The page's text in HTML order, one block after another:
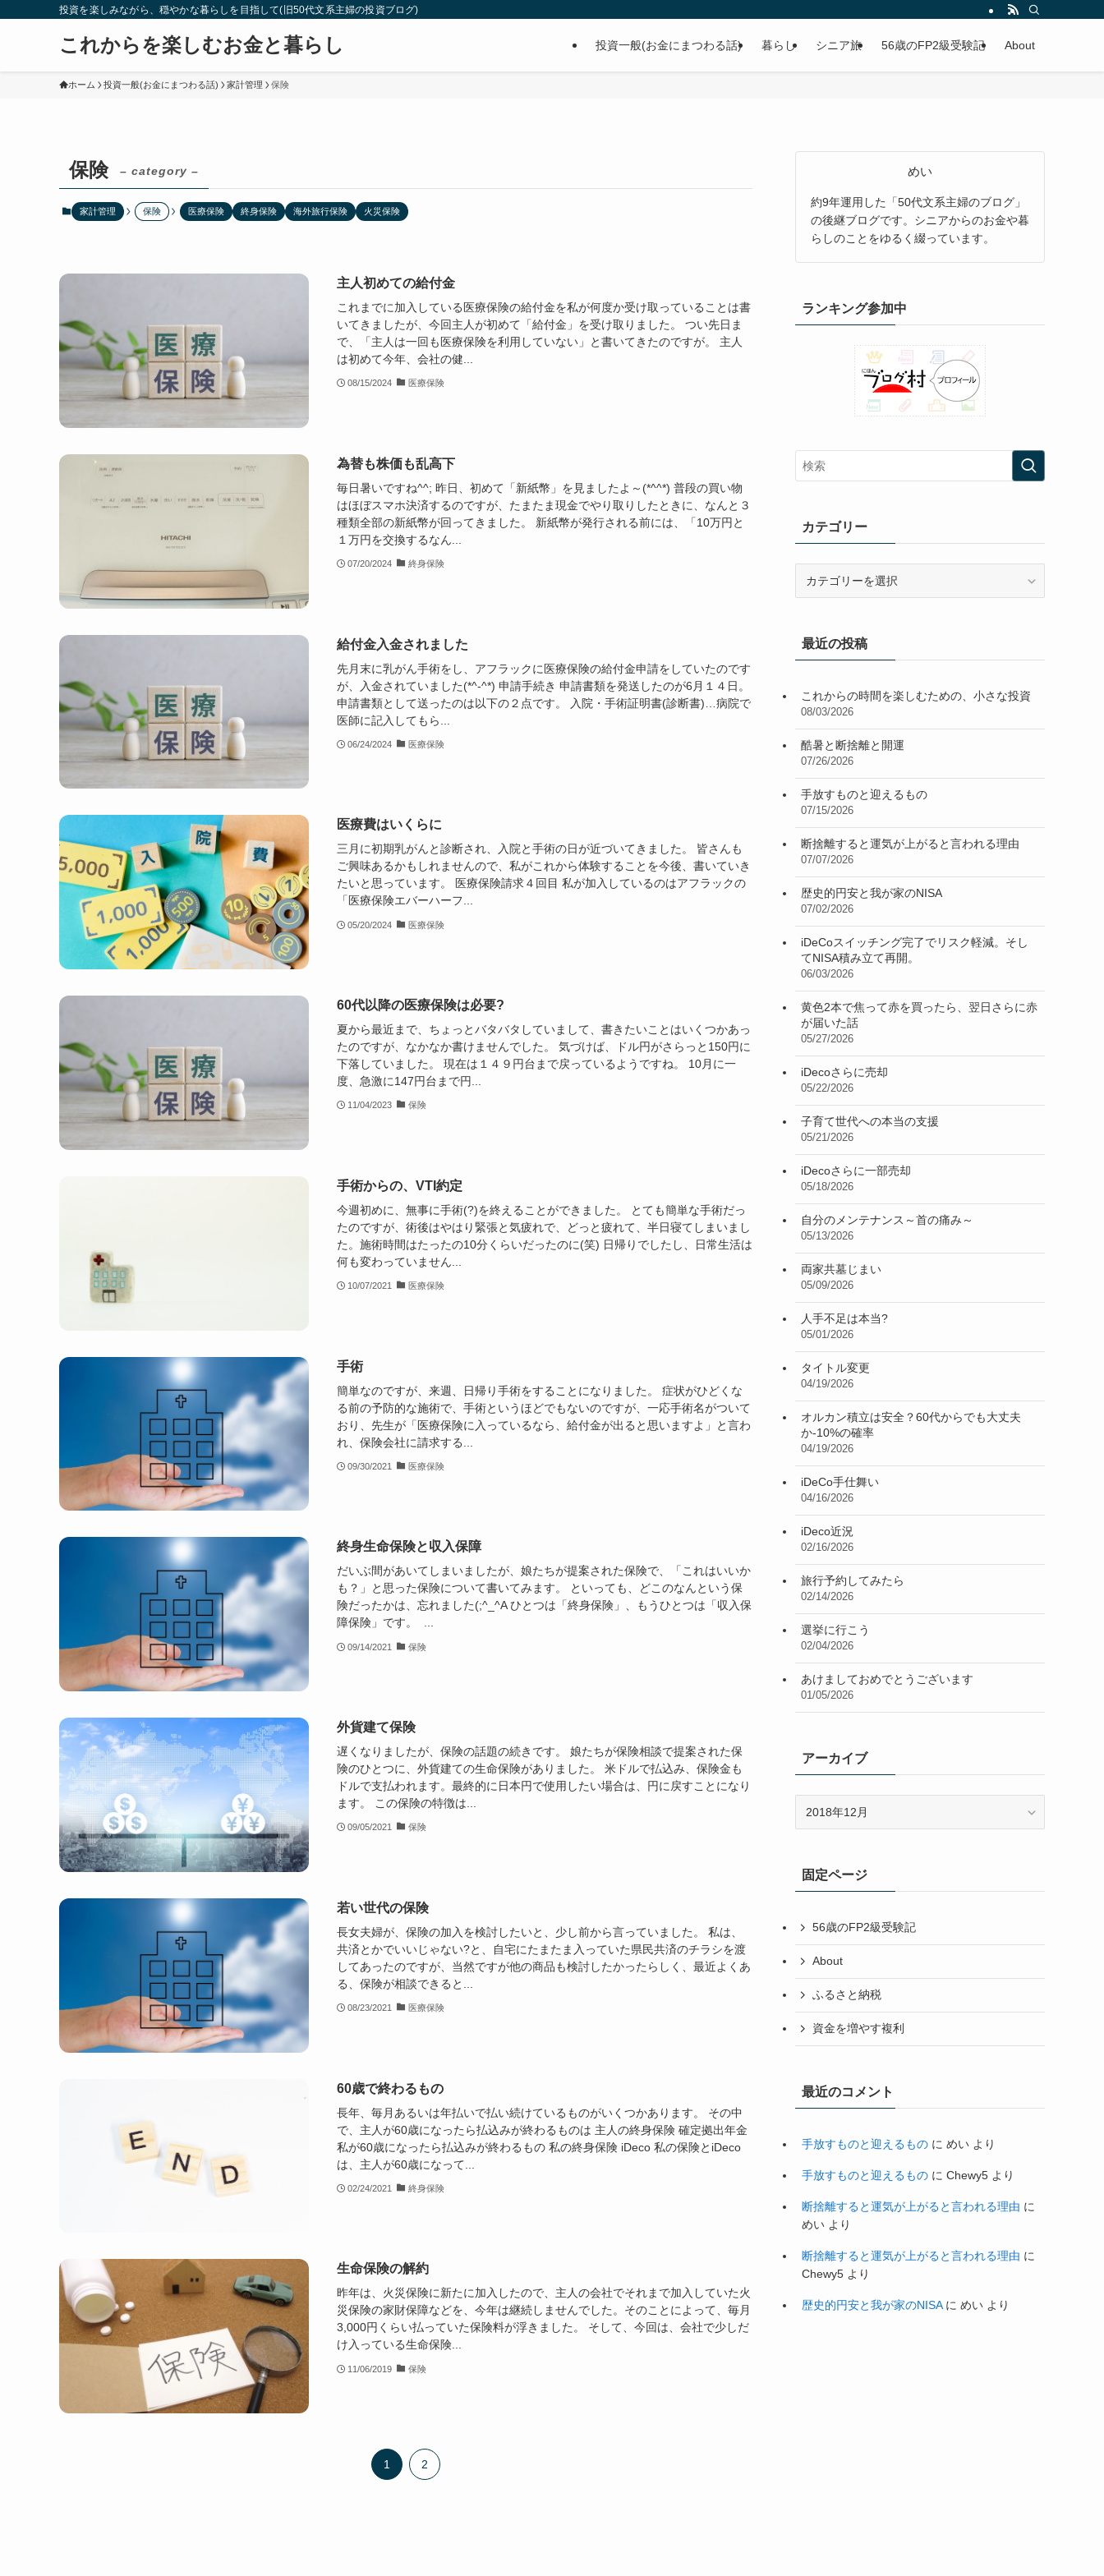
投資を楽しみながら、穏やかな暮らしを目指して(旧50代文系主婦の投資ブログ)
これからを楽しむお金と暮らし 投資一般(お金にまつわる話) 暮らし シニア旅 56歳のFP2級受験記 About
ホーム 投資一般(お金にまつわる話) 家計管理 保険
保険 – category –
家計管理 保険 医療保険 終身保険 海外旅行保険 火災保険
主人初めての給付金
これまでに加入している医療保険の給付金を私が何度か受け取っていることは書
いてきましたが、今回主人が初めて「給付金」を受け取りました。 つい先日ま
で、「主人は一回も医療保険を利用していない」と書いてきたのですが。 主人
は初めて今年、会社の健...
08/15/2024 医療保険
為替も株価も乱高下
毎日暑いですね^^; 昨日、初めて「新紙幣」を見ましたよ～(*^^*) 普段の買い物
はほぼスマホ決済するのですが、たまたま現金でやり取りしたときに、なんと３
種類全部の新紙幣が回ってきました。 新紙幣が発行される前には、「10万円と
１万円を交換するなん...
07/20/2024 終身保険
給付金入金されました
先月末に乳がん手術をし、アフラックに医療保険の給付金申請をしていたのです
が、入金されていました(*^-^*) 申請手続き 申請書類を発送したのが6月１４日。
申請書類として送ったのは以下の２点です。 入院・手術証明書(診断書)…病院で
医師に記入してもら...
06/24/2024 医療保険
医療費はいくらに
三月に初期乳がんと診断され、入院と手術の日が近づいてきました。 皆さんも
ご興味あるかもしれませんので、私がこれから体験することを今後、書いていき
たいと思っています。 医療保険請求４回目 私が加入しているのはアフラックの
「医療保険エバーハーフ...
05/20/2024 医療保険
60代以降の医療保険は必要?
夏から最近まで、ちょっとバタバタしていまして、書きたいことはいくつかあっ
たのですが、なかなか書けませんでした。 気づけば、ドル円がさらっと150円に
下落していました。 現在は１４９円台まで戻っているようですね。 10月に一
度、急激に147円台まで円...
11/04/2023 保険
手術からの、VTI約定
今週初めに、無事に手術(?)を終えることができました。 とても簡単な手術だっ
たのですが、術後はやはり緊張と気疲れで、どっと疲れて、半日寝てしまいまし
た。施術時間はたったの10分くらいだったのに(笑) 日帰りでしたし、日常生活は
何も変わっていません...
10/07/2021 医療保険
手術
簡単なのですが、来週、日帰り手術をすることになりました。 症状がひどくな
る前の予防的な施術で、手術というほどでもないのですが、一応手術名がついて
おり、先生が「医療保険に入っているなら、給付金が出ると思いますよ」と言わ
れ、保険会社に請求する...
09/30/2021 医療保険
終身生命保険と収入保障
だいぶ間があいてしまいましたが、娘たちが提案された保険で、「これはいいか
も？」と思った保険について書いてみます。 といっても、どこのなんという保
険だったかは、忘れました(;^_^A ひとつは「終身保険」、もうひとつは「収入保
障保険」です。 ...
09/14/2021 保険
外貨建て保険
遅くなりましたが、保険の話題の続きです。 娘たちが保険相談で提案された保
険のひとつに、外貨建ての生命保険がありました。 米ドルで払込み、保険金も
ドルで支払われます。最終的に日本円で使用したい場合は、円に戻すことになり
ます。 この保険の特徴は...
09/05/2021 保険
若い世代の保険
長女夫婦が、保険の加入を検討したいと、少し前から言っていました。 私は、
共済とかでいいじゃない?と、自宅にたまたま入っていた県民共済のチラシを渡
してあったのですが、当然ですが他の商品も検討したかったらしく、最近よくあ
る、保険が相談できると...
08/23/2021 医療保険
60歳で終わるもの
長年、毎月あるいは年払いで払い続けているものがいくつかあります。 その中
で、主人が60歳になったら払込みが終わるものは 主人の終身保険 確定拠出年金
私が60歳になったら払込みが終わるもの 私の終身保険 iDeco 私の保険とiDeco
は、主人が60歳になって...
02/24/2021 終身保険
生命保険の解約
昨年は、火災保険に新たに加入したので、主人の会社でそれまで加入していた火
災保険の家財保障などを、今年は継続しませんでした。そのことによって、毎月
3,000円くらい払っていた保険料が浮きました。 そして、今回は、会社で少しだ
け入っている生命保険...
11/06/2019 保険
1 2
めい
約9年運用した「50代文系主婦のブログ」
の後継ブログです。シニアからのお金や暮
らしのことをゆるく綴っています。
ランキング参加中
カテゴリー
ー最近の投稿
これからの時間を楽しむための、小さな投資
08/03/2026
酷暑と断捨離と開運
07/26/2026
手放すものと迎えるもの
07/15/2026
断捨離すると運気が上がると言われる理由
07/07/2026
歴史的円安と我が家のNISA
07/02/2026
iDeCoスイッチング完了でリスク軽減。そし
てNISA積み立て再開。
06/03/2026
黄色2本で焦って赤を買ったら、翌日さらに赤
が届いた話
05/27/2026
iDecoさらに売却
05/22/2026
子育て世代への本当の支援
05/21/2026
iDecoさらに一部売却
05/18/2026
自分のメンテナンス～首の痛み～
05/13/2026
両家共墓じまい
05/09/2026
人手不足は本当?
05/01/2026
タイトル変更
04/19/2026
オルカン積立は安全？60代からでも大丈夫
か-10%の確率
04/19/2026
iDeCo手仕舞い
04/16/2026
iDeco近況
02/16/2026
旅行予約してみたら
02/14/2026
選挙に行こう
02/04/2026
あけましておめでとうございます
01/05/2026
アーカイブ
ブ固定ページ
56歳のFP2級受験記
About
ふるさと納税
資金を増やす複利
最近のコメント
手放すものと迎えるもの に めい より
手放すものと迎えるもの に Chewy5 より
断捨離すると運気が上がると言われる理由 に
めい より
断捨離すると運気が上がると言われる理由 に
Chewy5 より
歴史的円安と我が家のNISAに めい より